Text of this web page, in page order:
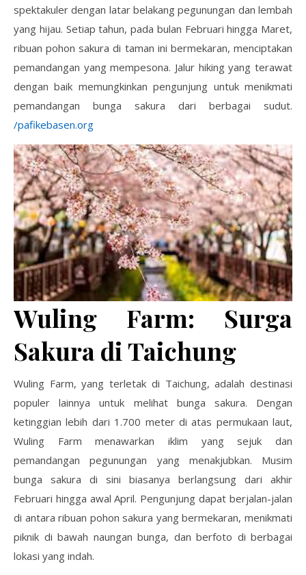
spektakuler dengan latar belakang pegunungan dan lembah
yang hijau. Setiap tahun, pada bulan Februari hingga Maret,
ribuan pohon sakura di taman ini bermekaran, menciptakan
pemandangan yang mempesona. Jalur hiking yang terawat
dengan baik memungkinkan pengunjung untuk menikmati
pemandangan bunga sakura dari berbagai sudut.
/pafikebasen.org
Wuling Farm: Surga
Sakura di Taichung
Wuling Farm, yang terletak di Taichung, adalah destinasi
populer lainnya untuk melihat bunga sakura. Dengan
ketinggian lebih dari 1.700 meter di atas permukaan laut,
Wuling Farm menawarkan iklim yang sejuk dan
pemandangan pegunungan yang menakjubkan. Musim
bunga sakura di sini biasanya berlangsung dari akhir
Februari hingga awal April. Pengunjung dapat berjalan-jalan
di antara ribuan pohon sakura yang bermekaran, menikmati
piknik di bawah naungan bunga, dan berfoto di berbagai
lokasi yang indah.